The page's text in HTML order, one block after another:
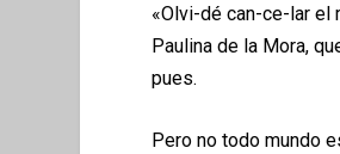
«Olvi-dé can-ce-lar el
Paulina de la Mora,
pues.
Pero no todo mundo